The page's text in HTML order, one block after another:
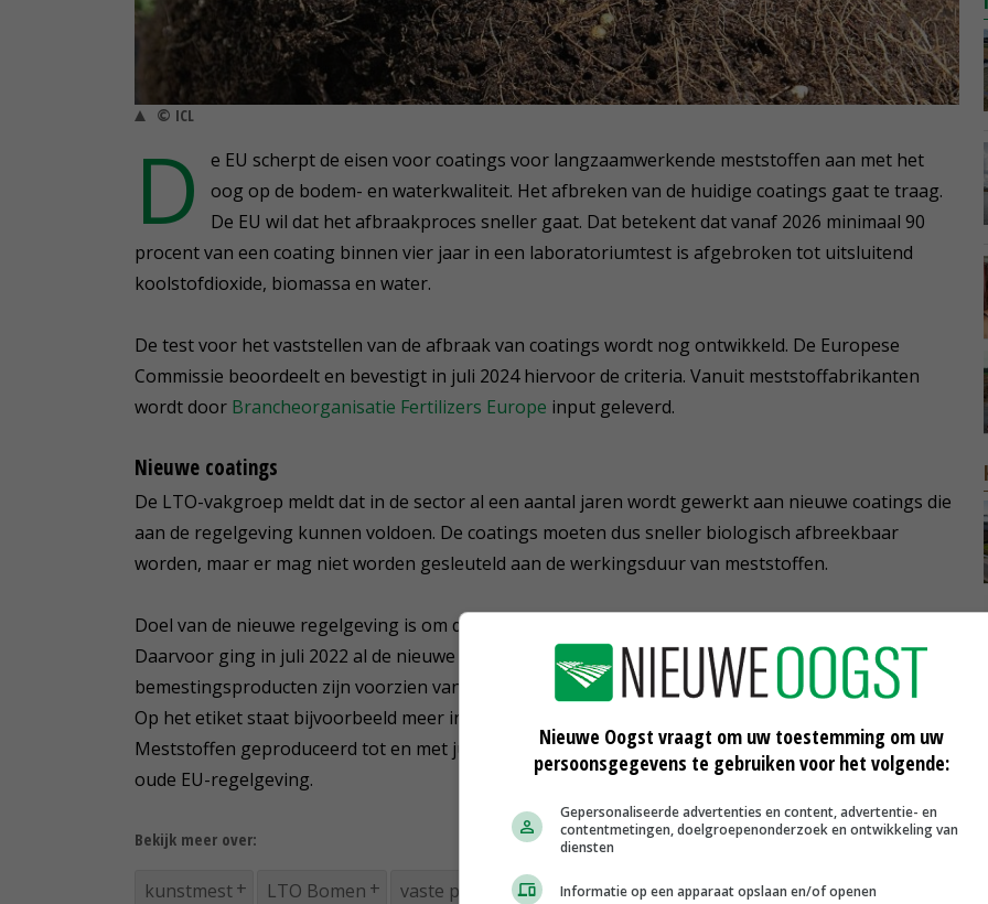
© ICL
D
e EU scherpt de eisen voor coatings voor langzaamwerkende meststoffen aan met het
oog op de bodem- en waterkwaliteit. Het afbreken van de huidige coatings gaat te traag.
De EU wil dat het afbraakproces sneller gaat. Dat betekent dat vanaf 2026 minimaal 90
procent van een coating binnen vier jaar in een laboratoriumtest is afgebroken tot uitsluitend
koolstofdioxide, biomassa en water.
De test voor het vaststellen van de afbraak van coatings wordt nog ontwikkeld. De Europese
Commissie beoordeelt en bevestigt in juli 2024 hiervoor de criteria. Vanuit meststoffabrikanten
wordt door Brancheorganisatie Fertilizers Europe input geleverd.
Nieuwe coatings
De LTO-vakgroep meldt dat in de sector al een aantal jaren wordt gewerkt aan nieuwe coatings die
aan de regelgeving kunnen voldoen. De coatings moeten dus sneller biologisch afbreekbaar
worden, maar er mag niet worden gesleuteld aan de werkingsduur van meststoffen.
Doel van de nieuwe regelgeving is om de bodem- en waterkwaliteit in de EU te beschermen.
Daarvoor ging in juli 2022 al de nieuwe
EU Fertilization Product Regulationin. Sindsdien moeten alle
bemestingsproducten zijn voorzien van nieuwe etikettering en voldoen aan de nieuwe regelgeving.
Op het etiket staat bijvoorbeeld meer informatie over de inhoud en werking van het product.
Meststoffen geproduceerd tot en met juni 2022 mogen fabrikanten nog wel uitleveren volgens de
oude EU-regelgeving.
Bekijk meer over:
kunstmest LTO Bomen vaste planten en zomerbloemen
Nieuwe Oogst vraagt om uw toestemming om uw
persoonsgegevens te gebruiken voor het volgende:
Gepersonaliseerde advertenties en content, advertentie- en
contentmetingen, doelgroepenonderzoek en ontwikkeling van
diensten
Informatie op een apparaat opslaan en/of openen